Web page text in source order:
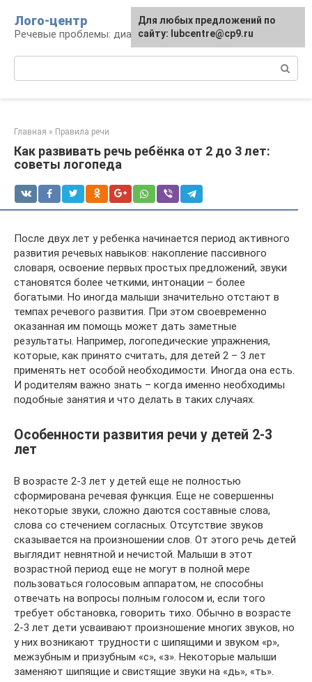
контенту
Лого-центр
Речевые проблемы: диагностика и терапия
Главная » Правила речи
Как развивать речь ребёнка от 2 до 3 лет:
советы логопеда
После двух лет у ребенка начинается период активного
развития речевых навыков: накопление пассивного
словаря, освоение первых простых предложений, звуки
становятся более четкими, интонации – более
богатыми. Но иногда малыши значительно отстают в
темпах речевого развития. При этом своевременно
оказанная им помощь может дать заметные
результаты. Например, логопедические упражнения,
которые, как принято считать, для детей 2 – 3 лет
применять нет особой необходимости. Иногда она есть.
И родителям важно знать – когда именно необходимы
подобные занятия и что делать в таких случаях.
Особенности развития речи у детей 2-3
лет
В возрасте 2-3 лет у детей еще не полностью
сформирована речевая функция. Еще не совершенны
некоторые звуки, сложно даются составные слова,
слова со стечением согласных. Отсутствие звуков
сказывается на произношении слов. От этого речь детей
выглядит невнятной и нечистой. Малыши в этот
возрастной период еще не могут в полной мере
пользоваться голосовым аппаратом, не способны
отвечать на вопросы полным голосом и, если того
требует обстановка, говорить тихо. Обычно в возрасте
2-3 лет дети усваивают произношение многих звуков, но
у них возникают трудности с шипящими и звуком «р»,
межзубным и призубным «с», «з». Некоторые малыши
заменяют шипящие и свистящие звуки на «дь», «ть».
Для любых предложений по
сайту: lubcentre@cp9.ru